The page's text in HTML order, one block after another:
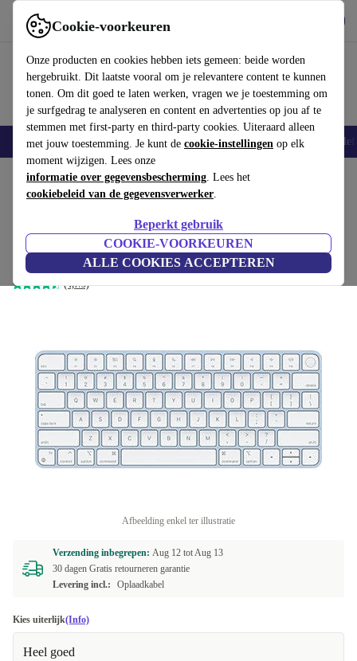
Cookie-voorkeuren
Onze producten en cookies hebben iets gemeen: beide worden
hergebruikt. Dit laatste vooral om je relevantere content te kunnen
tonen. Om dit goed te laten werken, vragen we je toestemming om
je surfgedrag te analyseren en content en advertenties op jou af te
stemmen met first-party en third-party cookies. Uiteraard alleen
met jouw toestemming. Je kunt de cookie-instellingen op elk
moment wijzigen. Lees onze
informatie over gegevensbescherming. Lees het
cookiebeleid van de gegevensverwerker.
Beperkt gebruik
COOKIE-VOORKEUREN
ALLE COOKIES ACCEPTEREN
Gebruik refurbed snel en eenvoudig
Smartphones Laptops Tablets Smartwatches Accessoires
Home Producten Toebehoor Apple Accessoires
Apple Magic Keyboard 2021 met
Touch ID
Blauw
(4,7/5)
€96,94
Afbeelding enkel ter illustratie
Verzending inbegrepen: Aug 12 totAug 13
30 dagen Gratis retourneren garantie
Levering incl.:
Oplaadkabel
Kies uiterlijk(Info)
Heel goed